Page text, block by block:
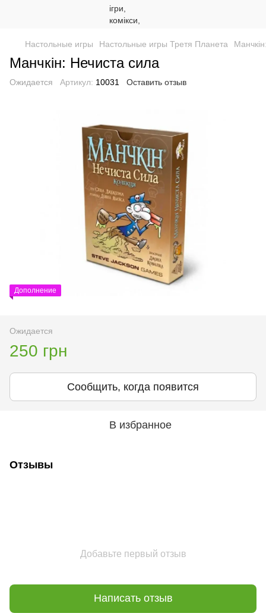
Настольные игры Настольные игры Третя Планета
Манчкін: Нечиста сила
Ожидается Артикул: 10031 Оставить отзыв
Дополнение
Ожидается
250 грн
Сообщить, когда появится
В избранное
Отзывы
Добавьте первый отзыв
Написать отзыв